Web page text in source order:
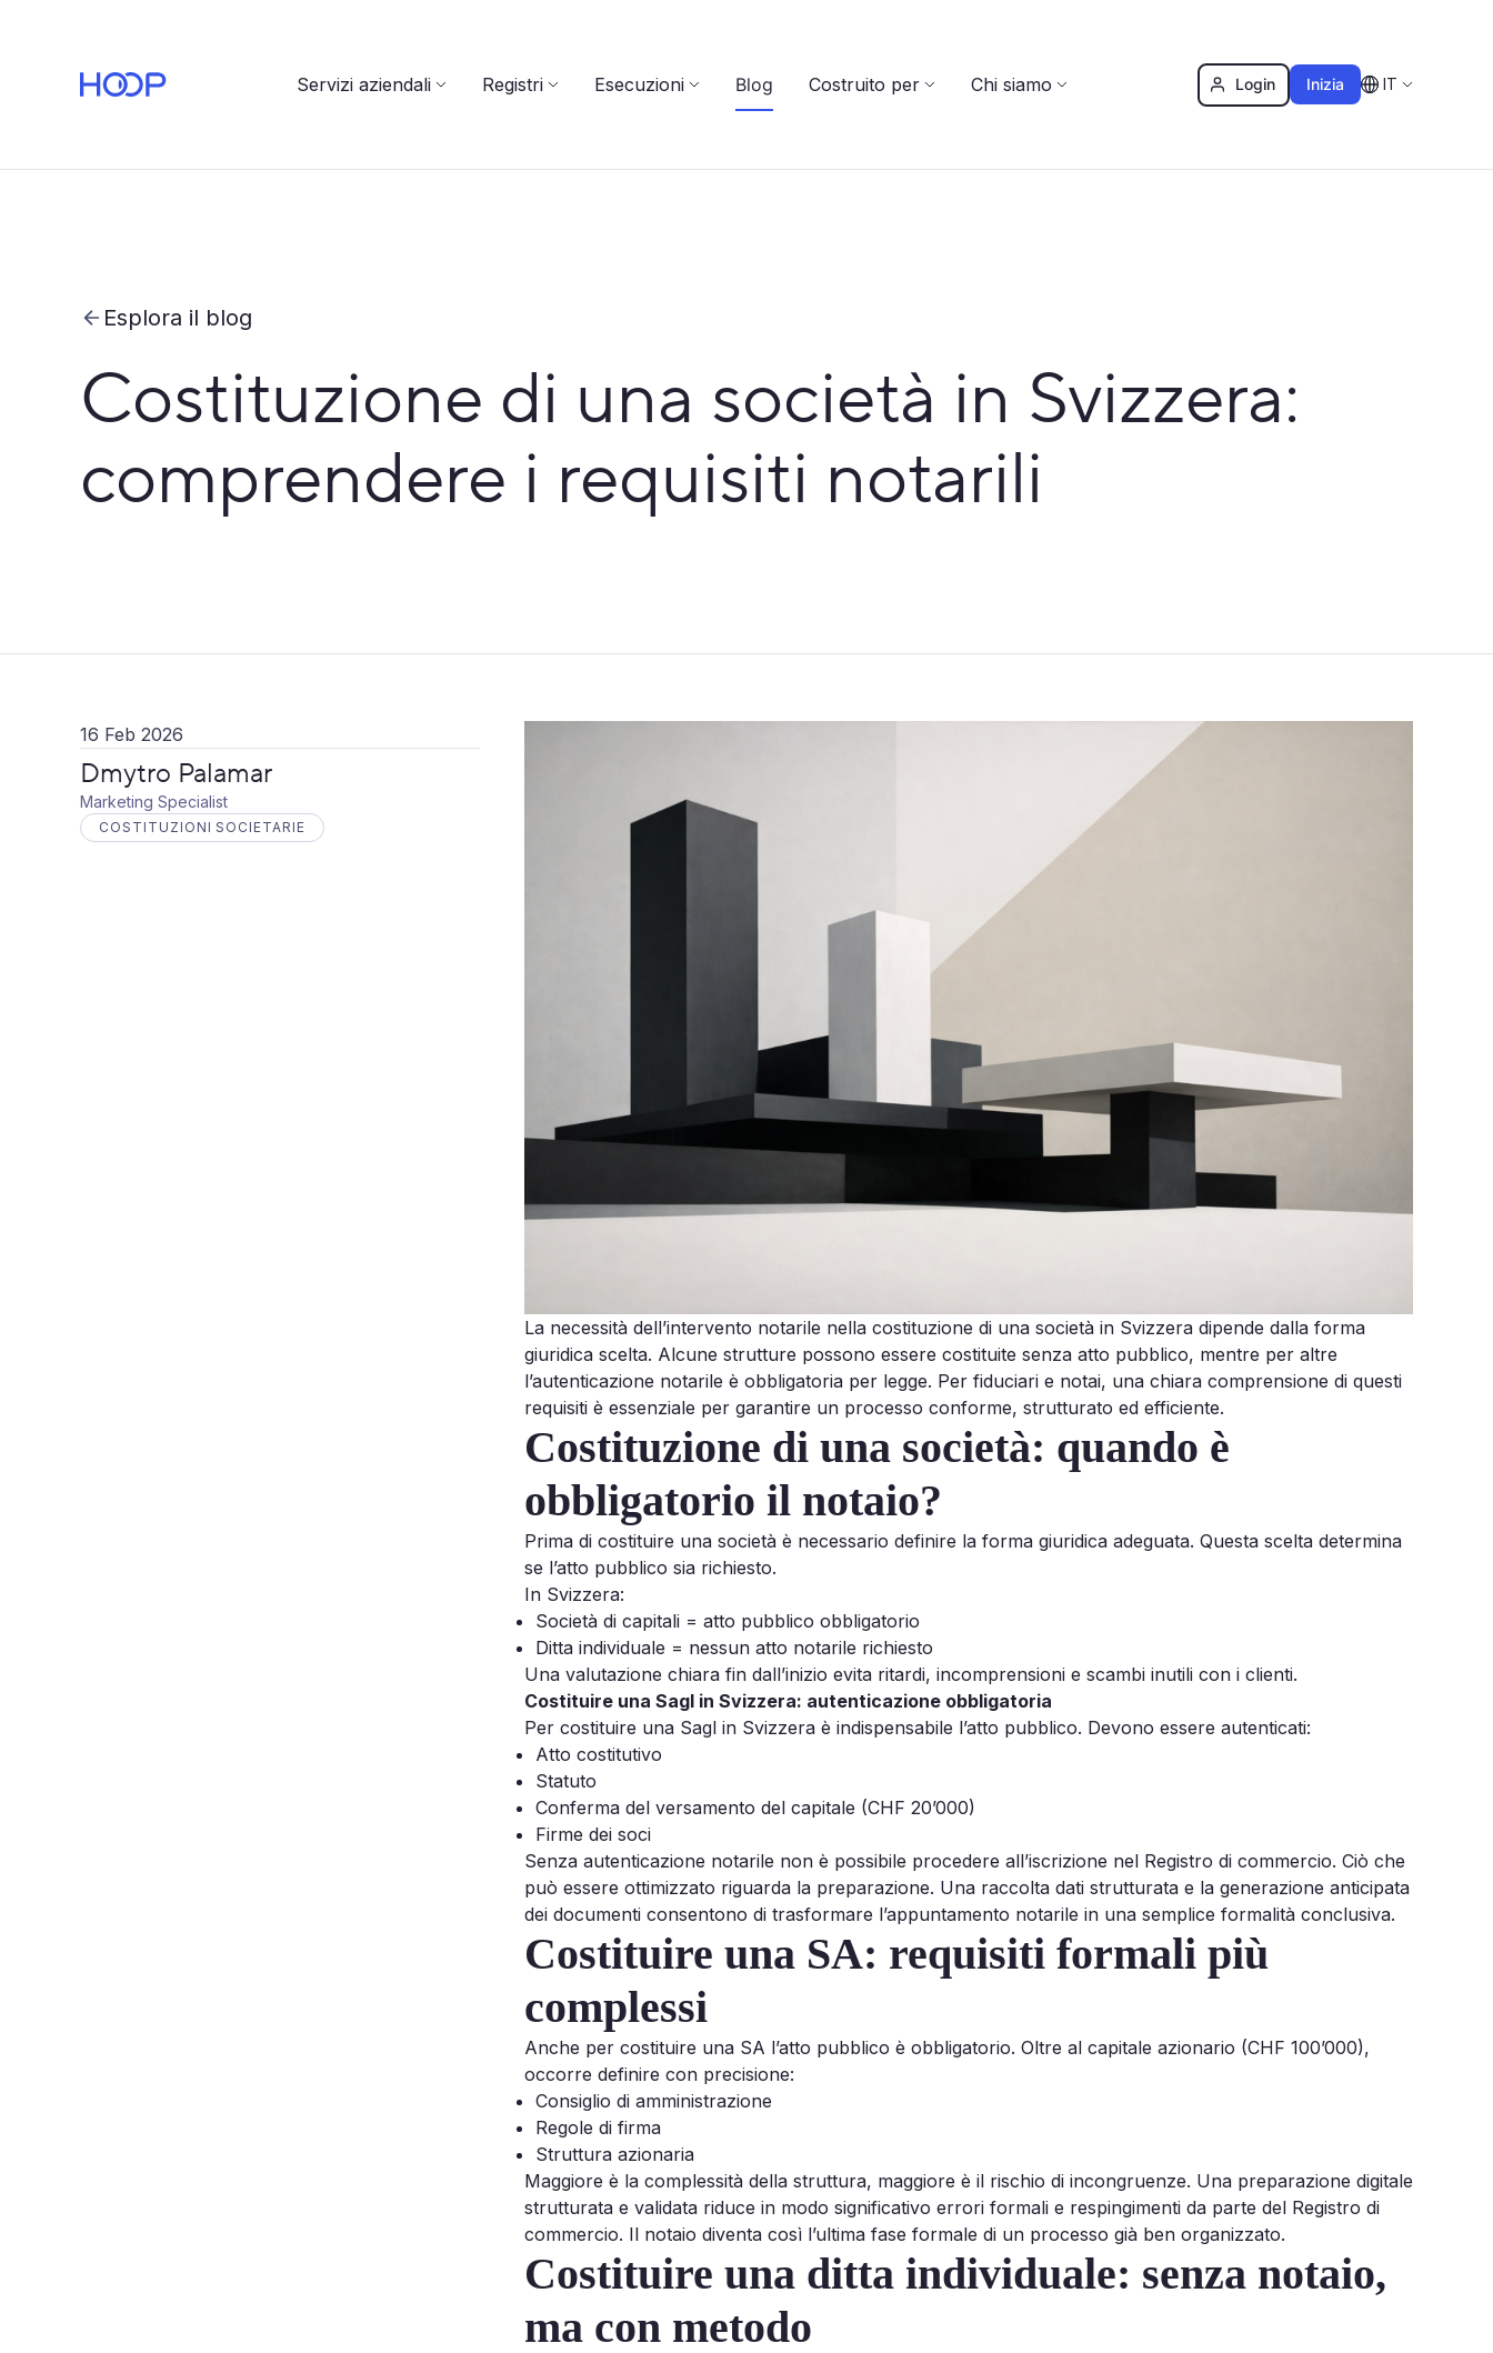
Servizi aziendali Registri Esecuzioni Blog Costruito per Chi siamo Login Inizia IT
Esplora il blog
Costituzione di una società in Svizzera:
comprendere i requisiti notarili
16 Feb 2026
Dmytro Palamar
Marketing Specialist
COSTITUZIONI SOCIETARIE
La necessità dell’intervento notarile nella costituzione di una società in Svizzera dipende dalla forma
giuridica scelta. Alcune strutture possono essere costituite senza atto pubblico, mentre per altre
l’autenticazione notarile è obbligatoria per legge. Per fiduciari e notai, una chiara comprensione di questi
requisiti è essenziale per garantire un processo conforme, strutturato ed efficiente.
Costituzione di una società: quando è
obbligatorio il notaio?
Prima di costituire una società è necessario definire la forma giuridica adeguata. Questa scelta determina
se l’atto pubblico sia richiesto.
In Svizzera:
Società di capitali = atto pubblico obbligatorio
Ditta individuale = nessun atto notarile richiesto
Una valutazione chiara fin dall’inizio evita ritardi, incomprensioni e scambi inutili con i clienti.
Costituire una Sagl in Svizzera: autenticazione obbligatoria
Per costituire una Sagl in Svizzera è indispensabile l’atto pubblico. Devono essere autenticati:
Atto costitutivo
Statuto
Conferma del versamento del capitale (CHF 20’000)
Firme dei soci
Senza autenticazione notarile non è possibile procedere all’iscrizione nel Registro di commercio. Ciò che
può essere ottimizzato riguarda la preparazione. Una raccolta dati strutturata e la generazione anticipata
dei documenti consentono di trasformare l’appuntamento notarile in una semplice formalità conclusiva.
Costituire una SA: requisiti formali più
complessi
Anche per costituire una SA l’atto pubblico è obbligatorio. Oltre al capitale azionario (CHF 100’000),
occorre definire con precisione:
Consiglio di amministrazione
Regole di firma
Struttura azionaria
Maggiore è la complessità della struttura, maggiore è il rischio di incongruenze. Una preparazione digitale
strutturata e validata riduce in modo significativo errori formali e respingimenti da parte del Registro di
commercio. Il notaio diventa così l’ultima fase formale di un processo già ben organizzato.
Costituire una ditta individuale: senza notaio,
ma con metodo